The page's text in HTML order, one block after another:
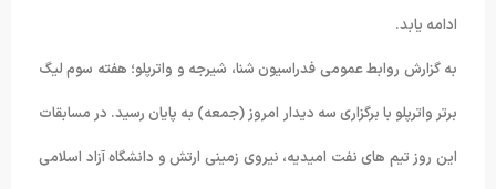
ادامه یابد.
به گزارش روابط عمومی فدراسیون شنا، شیرجه و واترپلو؛ هفته سوم لیگ
برتر واترپلو با برگزاری سه دیدار امروز (جمعه) به پایان رسید. در مسابقات
این روز تیم های نفت امیدیه، نیروی زمینی ارتش و دانشگاه آزاد اسلامی